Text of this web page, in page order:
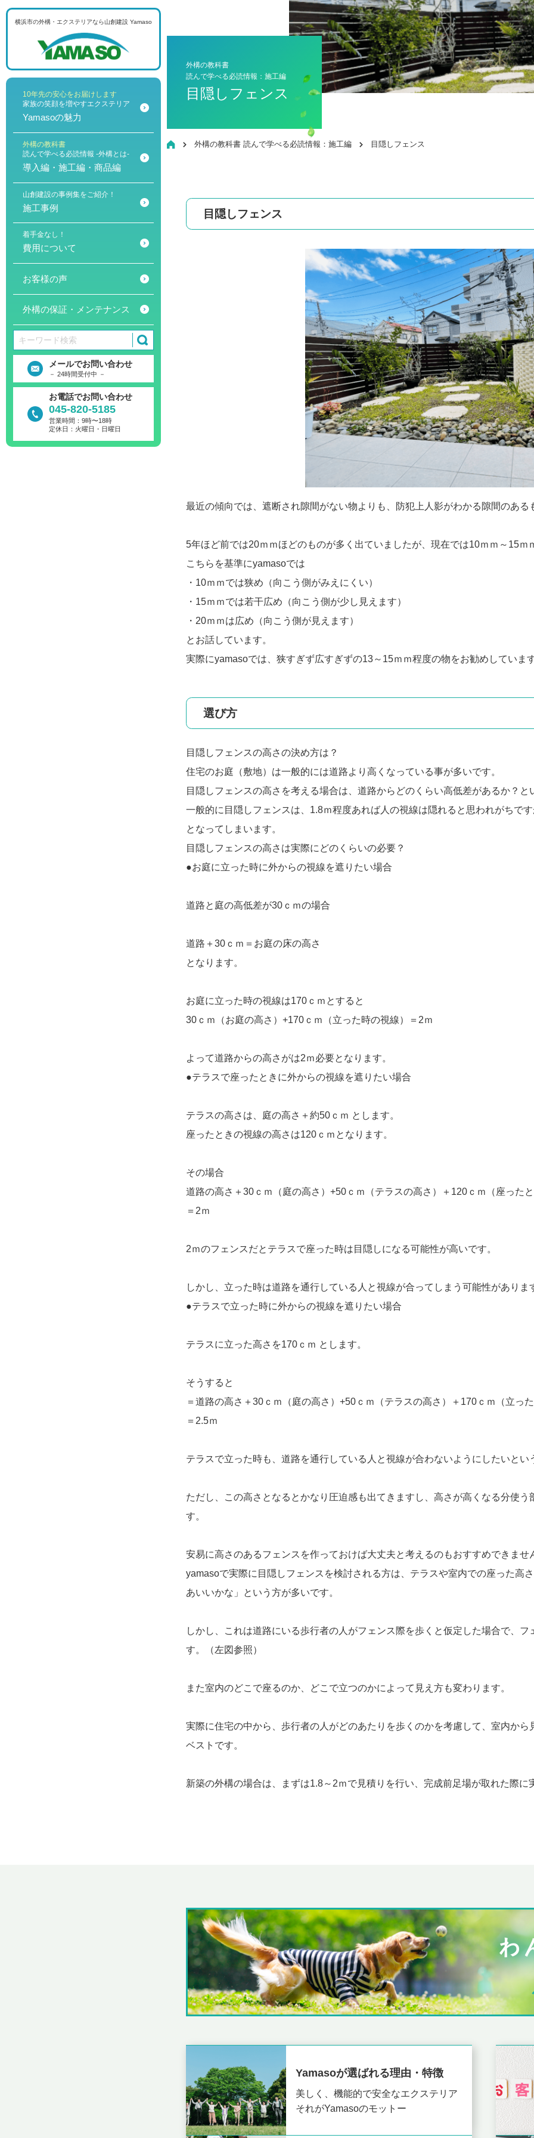
横浜市の外構・エクステリアなら山創建設 Yamaso
10年先の安心をお届けします
家族の笑顔を増やすエクステリア
Yamasoの魅力
外構の教科書
読んで学べる必読情報 -外構とは-
導入編・施工編・商品編
山創建設の事例集をご紹介！
施工事例
着手金なし！
費用について
お客様の声
外構の保証・メンテナンス
メールでお問い合わせ
－ 24時間受付中 －
お電話でお問い合わせ
045-820-5185
営業時間：9時〜18時
定休日：火曜日・日曜日
外構の教科書
読んで学べる必読情報：施工編
目隠しフェンス
HOME外構の教科書 読んで学べる必読情報：施工編 目隠しフェンス
目隠しフェンス
最近の傾向では、遮断され隙間がない物よりも、防犯上人影がわかる隙間のある
5年ほど前では20ｍｍほどのものが多く出ていましたが、現在では10ｍｍ～15ｍ
こちらを基準にyamasoでは
・10ｍｍでは狭め（向こう側がみえにくい）
・15ｍｍでは若干広め（向こう側が少し見えます）
・20ｍｍは広め（向こう側が見えます）
とお話しています。
実際にyamasoでは、狭すぎず広すぎずの13～15ｍｍ程度の物をお勧めしています
選び方
目隠しフェンスの高さの決め方は？
住宅のお庭（敷地）は一般的には道路より高くなっている事が多いです。
目隠しフェンスの高さを考える場合は、道路からどのくらい高低差があるか？と
一般的に目隠しフェンスは、1.8ｍ程度あれば人の視線は隠れると思われがちで
となってしまいます。
目隠しフェンスの高さは実際にどのくらいの必要？
●お庭に立った時に外からの視線を遮りたい場合
道路と庭の高低差が30ｃｍの場合
道路＋30ｃｍ＝お庭の床の高さ
となります。
お庭に立った時の視線は170ｃｍとすると
30ｃｍ（お庭の高さ）+170ｃｍ（立った時の視線）＝2ｍ
よって道路からの高さがは2ｍ必要となります。
●テラスで座ったときに外からの視線を遮りたい場合
テラスの高さは、庭の高さ＋約50ｃｍ とします。
座ったときの視線の高さは120ｃｍとなります。
その場合
道路の高さ＋30ｃｍ（庭の高さ）+50ｃｍ（テラスの高さ）＋120ｃｍ（座ったと
＝2ｍ
2ｍのフェンスだとテラスで座った時は目隠しになる可能性が高いです。
しかし、立った時は道路を通行している人と視線が合ってしまう可能性がありま
●テラスで立った時に外からの視線を遮りたい場合
テラスに立った高さを170ｃｍ とします。
そうすると
＝道路の高さ＋30ｃｍ（庭の高さ）+50ｃｍ（テラスの高さ）＋170ｃｍ（立った
＝2.5ｍ
テラスで立った時も、道路を通行している人と視線が合わないようにしたいと
ただし、この高さとなるとかなり圧迫感も出てきますし、高さが高くなる分使
す。
安易に高さのあるフェンスを作っておけば大丈夫と考えるのもおすすめできませ
yamasoで実際に目隠しフェンスを検討される方は、テラスや室内での座った高
あいいかな」という方が多いです。
しかし、これは道路にいる歩行者の人がフェンス際を歩くと仮定した場合で、
す。（左図参照）
また室内のどこで座るのか、どこで立つのかによって見え方も変わります。
実際に住宅の中から、歩行者の人がどのあたりを歩くのかを考慮して、室内か
ベストです。
新築の外構の場合は、まずは1.8～2ｍで見積りを行い、完成前足場が取れた際に
Yamasoが選ばれる理由・特徴
美しく、機能的で安全なエクステリア
それがYamasoのモットー